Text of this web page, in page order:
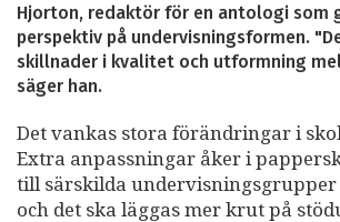
Hjorton, redaktör för en antologi som
perspektiv på undervisningsformen.
skillnader i kvalitet och utformning
säger han.
Det vankas stora förändringar i
Extra anpassningar åker i
till särskilda
och det ska läggas mer krut på